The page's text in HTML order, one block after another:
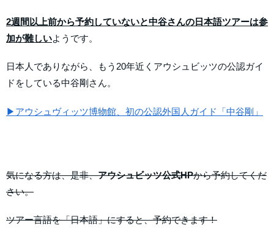
2週間以上前から予約していないと中谷さんの日本語ツアーは参
加が難しいようです。
日本人でありながら、もう20年近くアウシュビッツの公認ガイ
ドをしている中谷剛さん。
▶アウシュヴィッツ博物館、初の公認外国人ガイド「中谷剛」
気になる方は、是非、アウシュビッツ公式HPから予約してくだ
さい。
ツアー言語を「日本語」にすると、予約できます！